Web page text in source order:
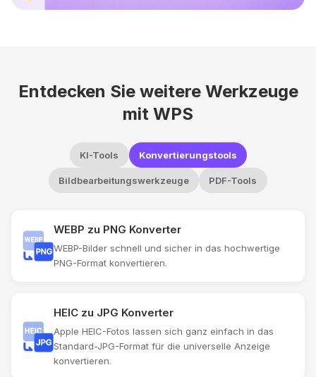
Entdecken Sie weitere Werkzeuge
mit WPS
KI-Tools Konvertierungstools
Bildbearbeitungswerkzeuge PDF-Tools
WEBP zu PNG Konverter
WEBP-Bilder schnell und sicher in das hochwertige
PNG-Format konvertieren.
HEIC zu JPG Konverter
Apple HEIC-Fotos lassen sich ganz einfach in das
Standard-JPG-Format für die universelle Anzeige
konvertieren.